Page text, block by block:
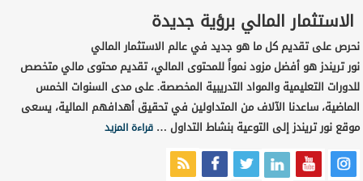
الاستثمار المالي برؤية جديدة
نحرص على تقديم كل ما هو جديد في عالم الاستثمار المالي
نور تريندز هو أفضل مزود نمواً للمحتوى المالي، تقديم محتوى مالي متخصص
للدورات التعليمية والمواد التدريبية المخصصة. على مدى السنوات الخمس
الماضية، ساعدنا الآلاف من المتداولين في تحقيق أهدافهم المالية، يسعى
موقع نور تريندز إلى التوعية بنشاط التداول …قراءة المزيد